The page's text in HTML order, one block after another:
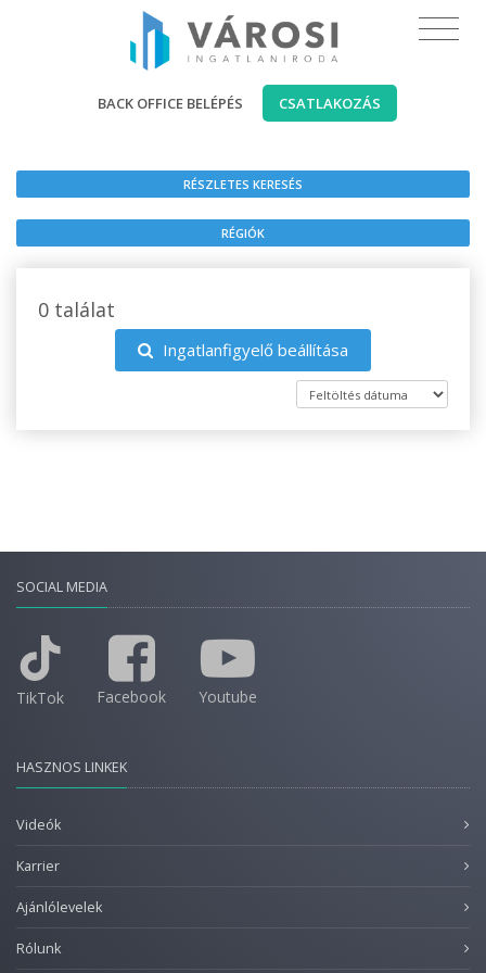
BACK OFFICE BELÉPÉS CSATLAKOZÁS
RÉSZLETES KERESÉS
RÉGIÓK
0 találat
Ingatlanfigyelő beállítása
SOCIAL MEDIA
TikTok Facebook Youtube
HASZNOS LINKEK
Videók
Karrier
Ajánlólevelek
Rólunk